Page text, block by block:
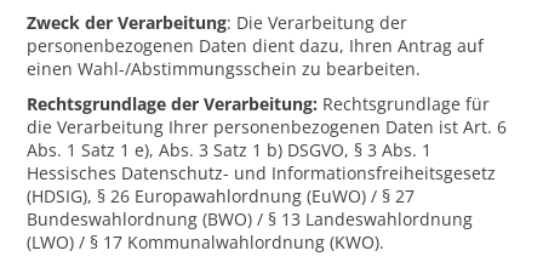
Zweck der Verarbeitung: Die Verarbeitung der
personenbezogenen Daten dient dazu, Ihren Antrag auf
einen Wahl-/Abstimmungsschein zu bearbeiten.
Rechtsgrundlage der Verarbeitung: Rechtsgrundlage für
die Verarbeitung Ihrer personenbezogenen Daten ist Art. 6
Abs. 1 Satz 1 e), Abs. 3 Satz 1 b) DSGVO, § 3 Abs. 1
Hessisches Datenschutz- und Informationsfreiheitsgesetz
(HDSIG), § 26 Europawahlordnung (EuWO) / § 27
Bundeswahlordnung (BWO) / § 13 Landeswahlordnung
(LWO) / § 17 Kommunalwahlordnung (KWO).